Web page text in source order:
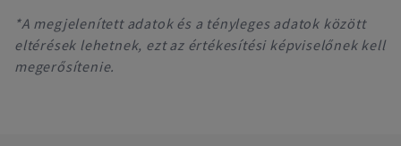
*A megjelenített adatok és a tényleges adatok között
eltérések lehetnek, ezt az értékesítési képviselőnek kell
megerősítenie.